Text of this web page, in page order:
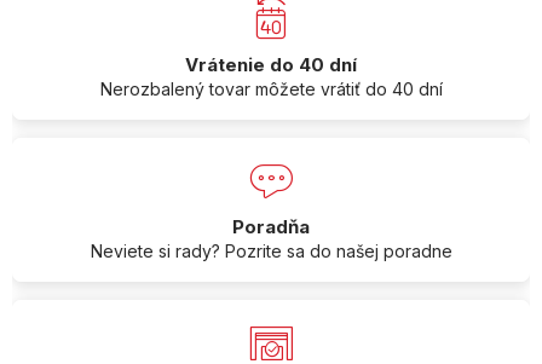
Vrátenie do 40 dní
Nerozbalený tovar môžete vrátiť do 40 dní
Poradňa
Neviete si rady? Pozrite sa do našej poradne